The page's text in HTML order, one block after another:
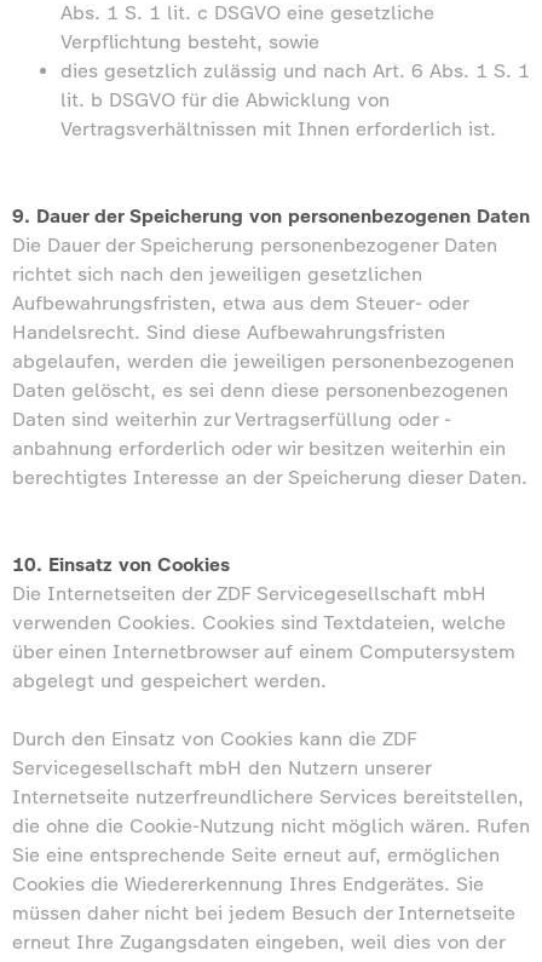
Abs. 1 S. 1 lit. c DSGVO eine gesetzliche
Verpflichtung besteht, sowie
dies gesetzlich zulässig und nach Art. 6 Abs. 1 S. 1
lit. b DSGVO für die Abwicklung von
Vertragsverhältnissen mit Ihnen erforderlich ist.
9. Dauer der Speicherung von personenbezogenen Daten
Die Dauer der Speicherung personenbezogener Daten
richtet sich nach den jeweiligen gesetzlichen
Aufbewahrungsfristen, etwa aus dem Steuer- oder
Handelsrecht. Sind diese Aufbewahrungsfristen
abgelaufen, werden die jeweiligen personenbezogenen
Daten gelöscht, es sei denn diese personenbezogenen
Daten sind weiterhin zur Vertragserfüllung oder -
anbahnung erforderlich oder wir besitzen weiterhin ein
berechtigtes Interesse an der Speicherung dieser Daten.
10. Einsatz von Cookies
Die Internetseiten der ZDF Servicegesellschaft mbH
verwenden Cookies. Cookies sind Textdateien, welche
über einen Internetbrowser auf einem Computersystem
abgelegt und gespeichert werden.
Durch den Einsatz von Cookies kann die ZDF
Servicegesellschaft mbH den Nutzern unserer
Internetseite nutzerfreundlichere Services bereitstellen,
die ohne die Cookie-Nutzung nicht möglich wären. Rufen
Sie eine entsprechende Seite erneut auf, ermöglichen
Cookies die Wiedererkennung Ihres Endgerätes. Sie
müssen daher nicht bei jedem Besuch der Internetseite
erneut Ihre Zugangsdaten eingeben, weil dies von der